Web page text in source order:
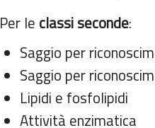
Per le classi seconde:
Saggio per
Saggio per
Lipidi e fosfolipidi
Attività enzimatica